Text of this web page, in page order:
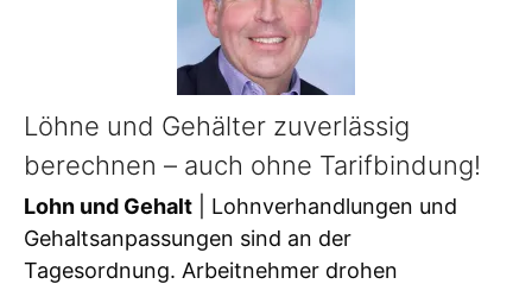
Löhne und Gehälter zuverlässig
berechnen – auch ohne Tarifbindung!
Lohn und Gehalt | Lohnverhandlungen und
Gehaltsanpassungen sind an der
Tagesordnung. Arbeitnehmer drohen